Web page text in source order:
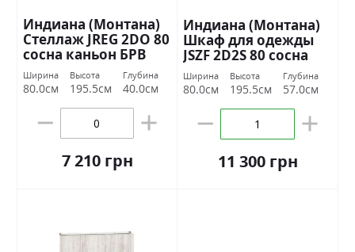
Индиана (Монтана)
Стеллаж JREG 2DO 80
сосна каньон БРВ
Украина
Ширина
80.0см
Высота
195.5см
Глубина
40.0см
7 210 грн
Индиана (Монтана)
Шкаф для одежды
JSZF 2D2S 80 сосна
каньон БРВ Украина
Ширина
80.0см
Высота
195.5см
Глубина
57.0см
11 300 грн